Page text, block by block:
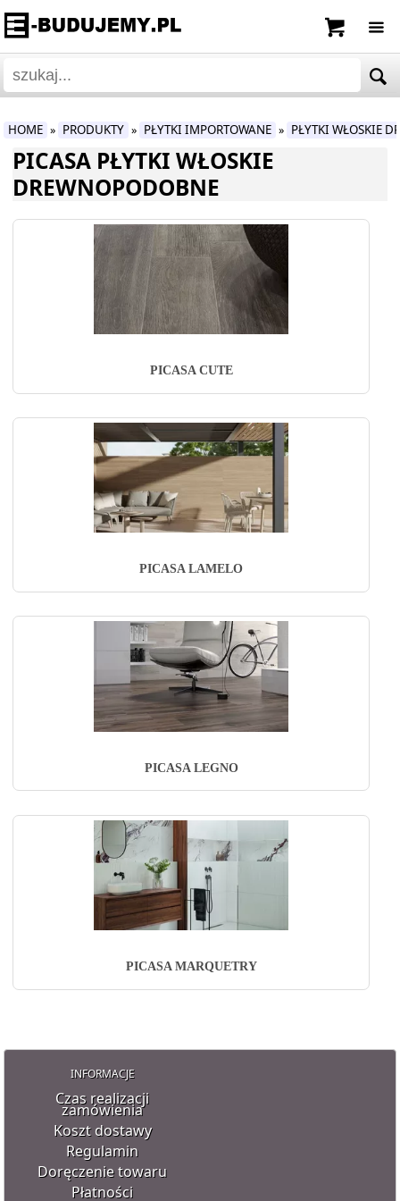
HOME » PRODUKTY » PŁYTKI IMPORTOWANE » PŁYTKI WŁOSKIE
PICASA PŁYTKI WŁOSKIE
DREWNOPODOBNE
PICASA CUTE
PICASA LAMELO
PICASA LEGNO
PICASA MARQUETRY
INFORMACJE
Czas realizacji
zamówienia
Koszt dostawy
Regulamin
Doręczenie towaru
Płatności